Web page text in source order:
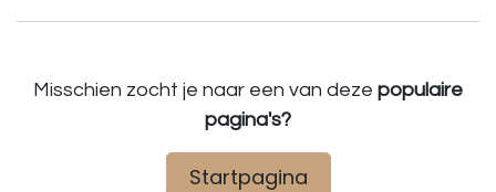
Misschien zocht je naar een van deze populaire
pagina's?
Startpagina